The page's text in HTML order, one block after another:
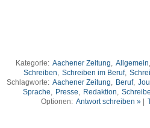
Kategorie: Aachener Zeitung, Allgemein,
Schreiben, Schreiben im Beruf,
Schlagworte: Aachener Zeitung, Beruf,
Sprache, Presse, Redaktion,
Optionen: Antwort schreiben »